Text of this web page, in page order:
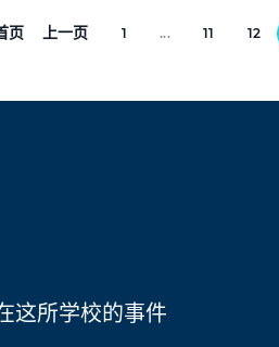
页 上一页 1 ... 11 12
这所学校的事件